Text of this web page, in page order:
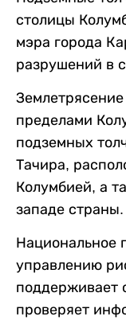
столицы
мэра города
разрушений в
пределами
подземных
Тачира,
Колумбией, а
западе страны.
Национальное
управлению
поддерживает
проверяет